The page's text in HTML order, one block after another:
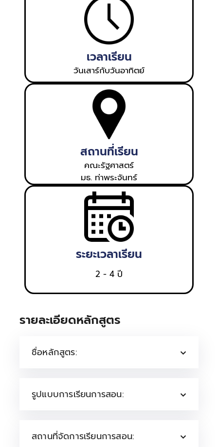
เวลาเรียน
วันเสาร์กับวันอาทิตย์
สถานที่เรียน
คณะรัฐศาสตร์
มธ. ท่าพระจันทร์
ระยะเวลาเรียน
2 - 4 ปี
รายละเอียดหลักสูตร
ชื่อหลักสูตร:
รูปแบบการเรียนการสอน:
สถานที่จัดการเรียนการสอน: